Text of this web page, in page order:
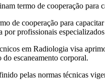
de cooperação para
por profissionais
em Radiologia visa
escaneamento corporal.
pelas normas técnicas